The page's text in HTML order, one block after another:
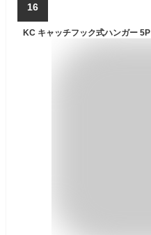
16
KC キャッチフック式ハンガー 5P